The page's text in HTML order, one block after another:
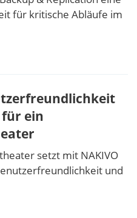
für kritische Abläufe im
ein
setzt mit NAKIVO
und